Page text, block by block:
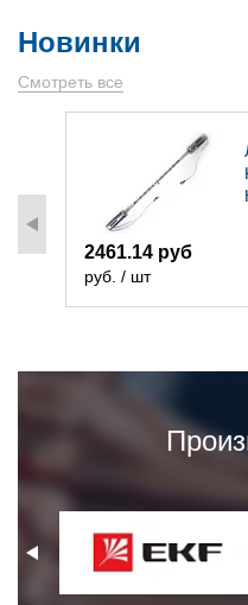
Новинки
Смотреть все
2461.14 руб
руб. / шт